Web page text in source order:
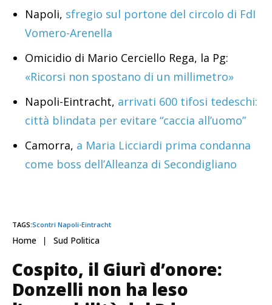
Napoli, sfregio sul portone del circolo di FdI
Vomero-Arenella
Omicidio di Mario Cerciello Rega, la Pg:
«Ricorsi non spostano di un millimetro»
Napoli-Eintracht, arrivati 600 tifosi tedeschi:
città blindata per evitare “caccia all’uomo”
Camorra, a Maria Licciardi prima condanna
come boss dell’Alleanza di Secondigliano
TAGS:Scontri Napoli-Eintracht
Home Sud Politica
Cospito, il Giurì d’onore:
Donzelli non ha leso